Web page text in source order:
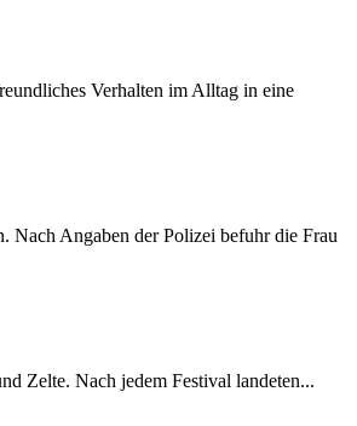
Verhalten im Alltag in eine
Nach Angaben der Polizei befuhr die Frau
Zelte. Nach jedem Festival landeten...